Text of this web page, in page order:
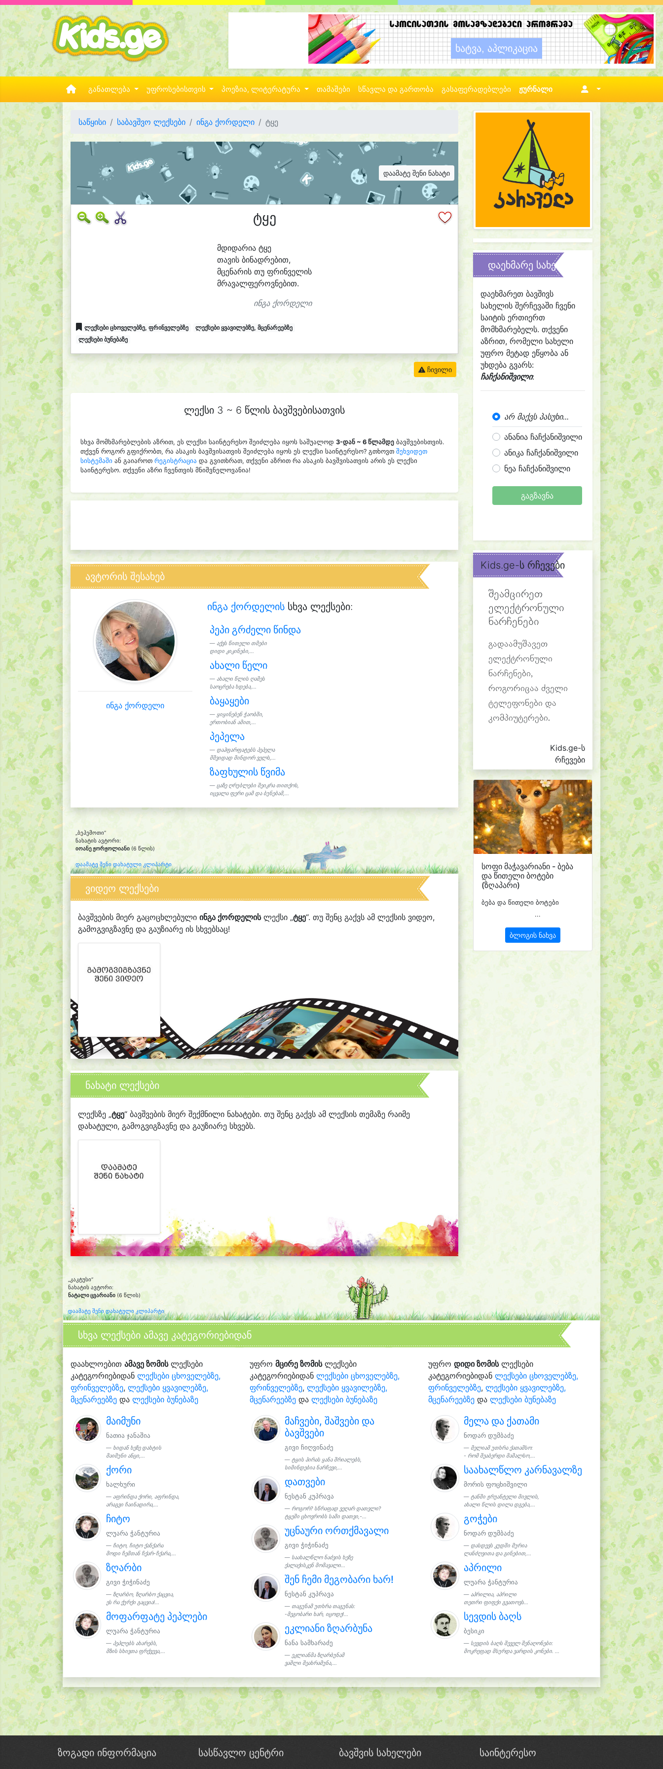
განათლება უფროსებისთვის პოეზია, ლიტერატურა თამაშები სწავლა და გართობა გასაფერადებლები ჟურნალი
საწყისი საბავშვო ლექსები ინგა ქორდელი ტყე
დაამატე შენი ნახატი
ტყე
მდიდარია ტყე
თავის ბინადრებით,
მცენარის თუ ფრინველის
მრავალფეროვნებით.
ინგა ქორდელი
ლექსები ცხოველებზე, ფრინველებზე
ლექსები ყვავილებზე, მცენარეებზე
ლექსები ბუნებაზე
ჩივილი
ლექსი 3 ~ 6 წლის ბავშვებისათვის
სხვა მომხმარებლების აზრით, ეს ლექსი საინტერესო შეიძლება იყოს საშუალოდ 3-დან ~ 6 წლამდე ბავშვებისთვის.
თქვენ როგორ გფიქრობთ, რა ასაკის ბავშვისათვის შეიძლება იყოს ეს ლექსი საინტერესო? გთხოვთ შეხვიდეთ
სისტემაში ან გაიაროთ რეგისტრაცია და გვითხრათ, თქვენი აზრით რა ასაკის ბავშვისათვის არის ეს ლექსი
საინტერესო. თქვენი აზრი ჩვენთვის მნიშვნელოვანია!
ავტორის შესახებ
ინგა ქორდელი
ინგა ქორდელისსხვა ლექსები:
პეპი გრძელი წინდა
აქვს წითელი თმები
დიდი კიკინები,...
ახალი წელი
ახალი წლის ღამეს
საოცრება ხდება,...
ბაყაყები
ყიყინებენ ჭაობში,
ერთობიან ამით,...
პეპელა
დაჰფარფატებს პეპელა
მშვიდად მინდორ ველს,...
ზაფხულის წვიმა
ცაზე ღრუბლები შეიკრა თითქოს,
იცვალა ფერი ცამ და ბუნებამ,...
„ბეჰემოთი“
ნახატის ავტორი:
იოანე ჟორჟოლიანი (6 წლის)
დაამატე შენი დახატული კლიპარტი
ვიდეო ლექსები
ბავშვების მიერ გაცოცხლებული ინგა ქორდელისლექსი „ტყე“. თუ შენც გაქვს ამ ლექსის ვიდეო,
გამოგვიგზავნე და გაუზიარე ის სხვებსაც!
ნახატი ლექსები
ლექსზე „ტყე“ ბავშვების მიერ შექმნილი ნახატები. თუ შენც გაქვს ამ ლექსის თემაზე რაიმე
დახატული, გამოგვიგზავნე და გაუზიარე სხვებს.
დაეხმარე სახელის შერჩევაში
დაეხმარეთ ბავშივს
სახელის შერჩევაში ჩვენი
საიტის ერთიერთ
მომხმარებელს. თქვენი
აზრით, რომელი სახელი
უფრო მეტად ეწყობა ან
უხდება გვარს:
ჩაჩქანიშვილი:
არ მაქვს პასუხი...
ანანია ჩაჩქანიშვილი
ანიკა ჩაჩქანიშვილი
ნეა ჩაჩქანიშვილი
გაგზავნა
Kids.ge-ს რჩევები
შეამცირეთ
ელექტრონული
ნარჩენები
გადაამუშავეთ
ელექტრონული
ნარჩენები,
როგორიცაა ძველი
ტელეფონები და
კომპიუტერები.
Kids.ge-ს
რჩევები
სოფი მაჭავარიანი - ბება
და წითელი ბოტები
(ზღაპარი)
ბება და წითელი ბოტები
...
ბლოგის ნახვა
„კაკტუსი“
ნახატის ავტორი:
ნატალი ცვარიანი (6 წლის)
დაამატე შენი დახატული კლიპარტი
სხვა ლექსები ამავე კატეგორიებიდან
დაახლოებით ამავე ზომისლექსები
კატეგორიებიდან ლექსები ცხოველებზე,
ფრინველებზე, ლექსები ყვავილებზე,
მცენარეებზე და ლექსები ბუნებაზე
მაიმუნი
ნათია ჯანაშია
ხიდან ხეზე დახტის
მაიმუნი ანცი,...
ქორი
ხალხური
აფრინდა ქორი, აფრინდა,
არაგვი ჩაინადირა,...
ჩიტო
ლუარა ჭანტურია
ჩიტო, ჩიტო ქანქარა
მოდი ჩემთან ჩქარ-ჩქარა,...
ზღარბი
გივი ჭიჭინაძე
ზღარბო, ზღარბო ქაცვია,
ეს რა ქურქი გაცვია!...
მოფარფატე პეპლები
ლუარა ჭანტურია
პეპლებს ახარებს,
მზის სხივთა ფრქვევა,...
უფრო მცირე ზომისლექსები
კატეგორიებიდან ლექსები ცხოველებზე,
ფრინველებზე, ლექსები ყვავილებზე,
მცენარეებზედა ლექსები ბუნებაზე
მაჩვები, შაშვები და
ბავშვები
გივი ჩიღვინაძე
ტყის პირას ყანა შრიალებს,
სიმინდებია ნარჩევი,...
დათვები
ნესტან კუპრავა
როგორ? სწრაფად ვეღარ დათვლი?
ტყეში ცხოვრობს სამი დათვი,-...
უცნაური ორთქმავალი
გივი ჭიჭინაძე
საახალწლო ნაძვის ხეზე
ქალაქისკენ მომავალი...
შენ ჩემი მეგობარი ხარ!
ნესტან კუპრავა
თაგუნამ უთხრა თაგუნას:
-მეგობარი ხარ, იცოდე!...
ეკლიანი ზღარბუნა
ნანა სამხარაძე
ეკლიანმა ზღარბუნამ
ვაშლი შეახრამუნა,...
უფროდიდი ზომისლექსები
კატეგორიებიდანლექსები ცხოველებზე,
ფრინველებზე,ლექსები ყვავილებზე,
მცენარეებზე დალექსები ბუნებაზე
მელა და ქათამი
ნოდარ დუმბაძე
მელიამ უთხრა ქათამსო:
- რომ შეაბერდი მამალსო,...
საახალწლო კარნავალზე
მორის ფოცხიშვილი
ტანში ჟრუანტელი მივლის,
ახალი წლის დილა დგება,...
გოჭები
ნოდარ დუმბაძე
დასდევს კუდში მურია
ლანძღვითა და გინებით,...
აპრილი
ლუარა ჭანტურია
აპრილია, აპრილი
თეთრი ფიფქი გვათოვს...
სევდის ბაღს
ბესიკი
სევდის ბაღს შეველ შენაღონები:
მოკრეფად მსურდა ვარდის კონები. ...
ზოგადი ინფორმაცია სასწავლო ცენტრი ბავშვის სახელები საინტერესო